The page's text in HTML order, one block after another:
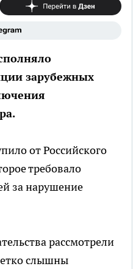
зарубежных
от Российского
требовало
за нарушение
рассмотрели
слышны